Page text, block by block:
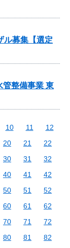
ル募集【選定
管整備事業 東
10 11
12
20 21
22
30 31
32
40 41
42
50 51
52
60 61
62
70 71
72
80 81
82